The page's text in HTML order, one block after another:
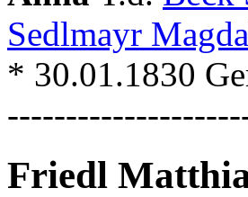
Sedlmayr
* 30.01.1830
Friedl